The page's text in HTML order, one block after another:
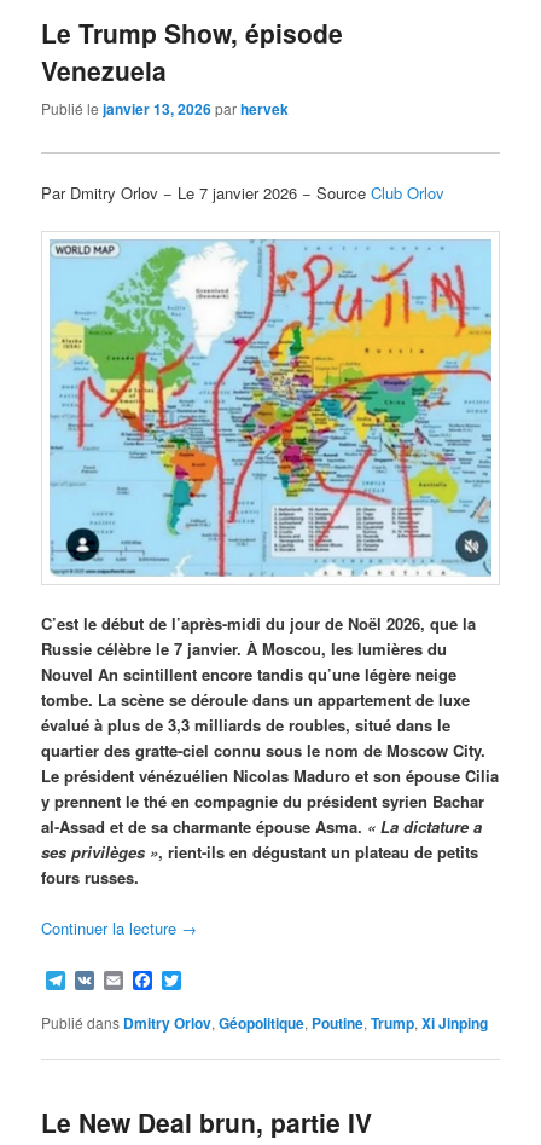
Le Trump Show, épisode
Venezuela
Publié lejanvier 13, 2026parhervek
Par Dmitry Orlov − Le 7 janvier 2026 − SourceClub Orlov
C’est le début de l’après-midi du jour de Noël 2026, que la
Russie célèbre le 7 janvier. À Moscou, les lumières du
Nouvel An scintillent encore tandis qu’une légère neige
tombe. La scène se déroule dans un appartement de luxe
évalué à plus de 3,3 milliards de roubles, situé dans le
quartier des gratte-ciel connu sous le nom de Moscow City.
Le président vénézuélien Nicolas Maduro et son épouse Cilia
y prennent le thé en compagnie du président syrien Bachar
al-Assad et de sa charmante épouse Asma. « La dictature a
ses privilèges », rient-ils en dégustant un plateau de petits
fours russes.
Continuer la lecture →
Telegram
VK EmailFacebook
Publié dans Dmitry Orlov,Géopolitique, Poutine,Trump,Xi Jinping
Le New Deal brun, partie IV